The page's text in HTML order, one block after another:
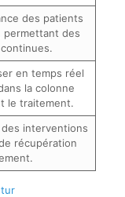
des patients
permettant des
en temps réel
la colonne
le traitement.
interventions
récupération